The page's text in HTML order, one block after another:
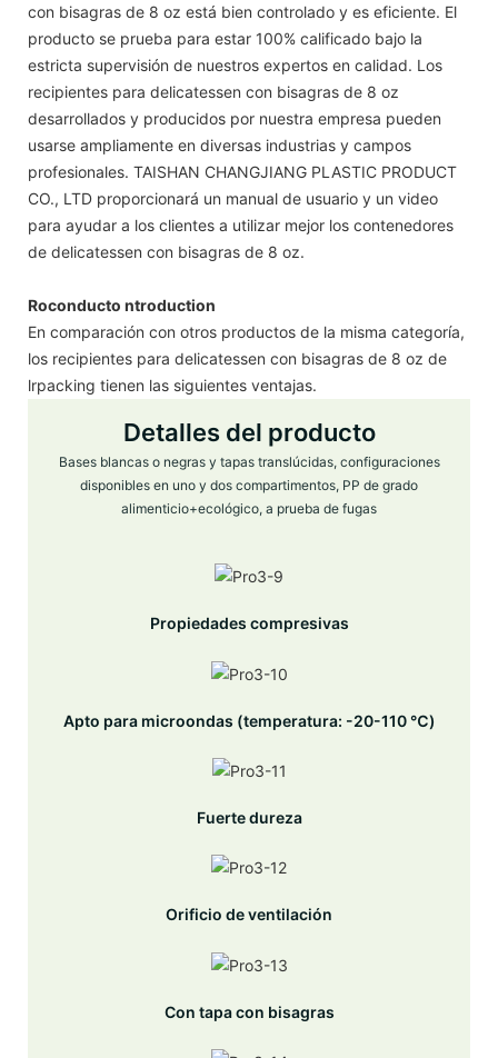
con bisagras de 8 oz está bien controlado y es eficiente. El
producto se prueba para estar 100% calificado bajo la
estricta supervisión de nuestros expertos en calidad. Los
recipientes para delicatessen con bisagras de 8 oz
desarrollados y producidos por nuestra empresa pueden
usarse ampliamente en diversas industrias y campos
profesionales. TAISHAN CHANGJIANG PLASTIC PRODUCT
CO., LTD proporcionará un manual de usuario y un video
para ayudar a los clientes a utilizar mejor los contenedores
de delicatessen con bisagras de 8 oz.
Roconducto ntroduction
En comparación con otros productos de la misma categoría,
los recipientes para delicatessen con bisagras de 8 oz de
lrpacking tienen las siguientes ventajas.
Detalles del producto
Bases blancas o negras y tapas translúcidas, configuraciones
disponibles en uno y dos compartimentos, PP de grado
alimenticio+ecológico, a prueba de fugas
Propiedades compresivas
Apto para microondas (temperatura: -20-110 ℃)
Fuerte dureza
Orificio de ventilación
Con tapa con bisagras